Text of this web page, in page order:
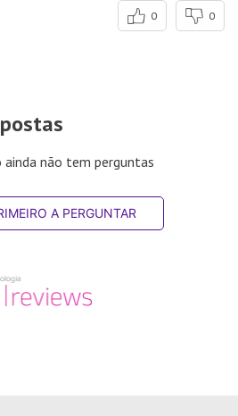
0 0
não tem perguntas
A PERGUNTAR